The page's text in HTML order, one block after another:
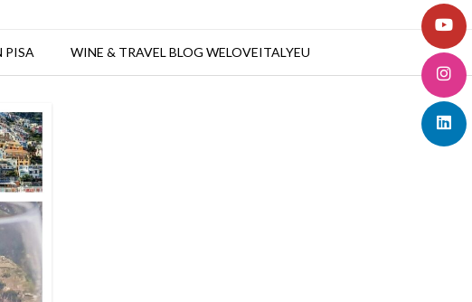
PISA WINE & TRAVEL BLOG WELOVEITALYEU